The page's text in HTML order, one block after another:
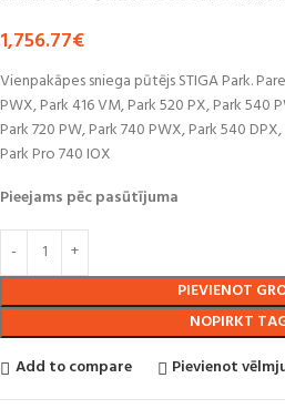
1,756.77€
Vienpakāpes sniega pūtējs STIGA Park.
PWX, Park 416 VM, Park 520 PX, Park 540
Park 720 PW, Park 740 PWX, Park 540
Park Pro 740 IOX
Pieejams pēc pasūtījuma
PIEVIENOT
NOPIRKT
Add to compare
Pievienot